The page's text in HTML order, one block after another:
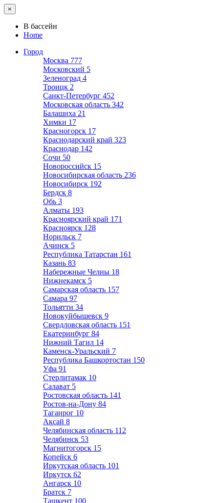
×
В бассейн
Home
Город
Москва 777
Московский 5
Зеленоград 4
Троицк 2
Санкт-Петербург 452
Московская область 342
Балашиха 21
Химки 17
Красногорск 17
Краснодарский край 323
Краснодар 142
Сочи 50
Новороссийск 15
Новосибирская область 236
Новосибирск 192
Бердск 8
Обь 3
Алматы 193
Красноярский край 171
Красноярск 128
Норильск 7
Ачинск 5
Республика Татарстан 161
Казань 83
Набережные Челны 18
Нижнекамск 5
Самарская область 157
Самара 97
Тольятти 34
Новокуйбышевск 9
Свердловская область 151
Екатеринбург 84
Нижний Тагил 14
Каменск-Уральский 7
Республика Башкортостан 150
Уфа 91
Стерлитамак 10
Салават 5
Ростовская область 141
Ростов-на-Дону 84
Таганрог 10
Аксай 8
Челябинская область 112
Челябинск 53
Магнитогорск 15
Копейск 6
Иркутская область 101
Иркутск 62
Ангарск 10
Братск 7
Ташкент 100